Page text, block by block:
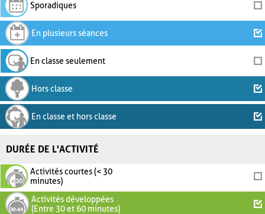
Sporadiques
En plusieurs séances
En classe seulement
Hors classe
En classe et hors classe
DURÉE DE L'ACTIVITÉ
Activités courtes (< 30
minutes)
Activités développées
(Entre 30 et 60 minutes)